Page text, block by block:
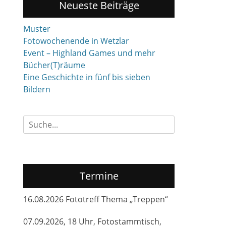
Neueste Beiträge
Muster
Fotowochenende in Wetzlar
Event – Highland Games und mehr
Bücher(T)räume
Eine Geschichte in fünf bis sieben
Bildern
Suchen
nach:
Termine
16.08.2026 Fototreff Thema „Treppen“
07.09.2026, 18 Uhr, Fotostammtisch,